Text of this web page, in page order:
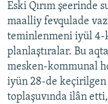
RFE/RS bütün
Eski Qırım şeerinde
maalliy fevqulade
teminlenmeni iyül 4-
planlaştıralar. Bu
mesken-kommunal
iyün 28-de
toplaşuvında ilân